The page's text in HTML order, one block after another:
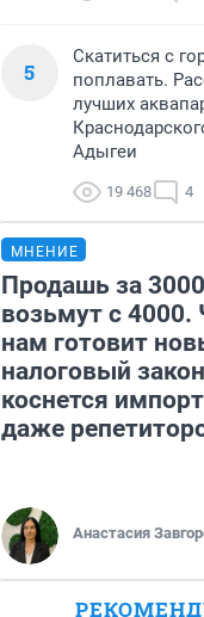
5
Скатиться с
поплавать.
лучших
Адыгеи
19 468 4
МНЕНИЕ
Продашь за
возьмут с 4000.
нам готовит
налоговый
коснется
даже
Анастасия